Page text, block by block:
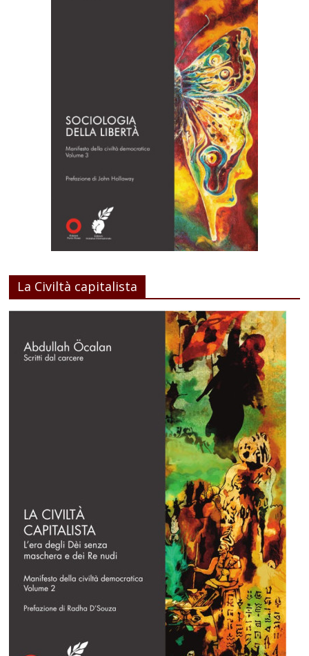
La Civiltà capitalista